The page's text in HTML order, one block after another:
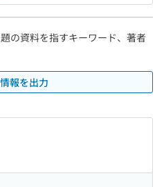
の資料を指すキーワード、著者
報を出力